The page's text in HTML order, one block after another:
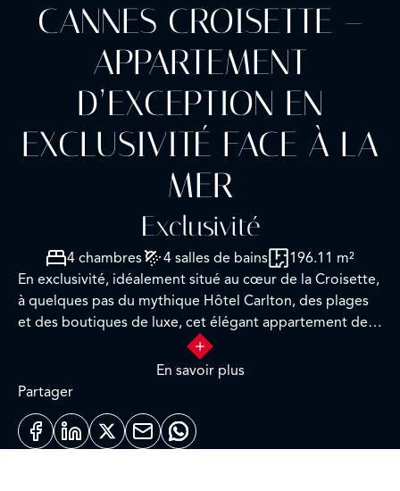
CANNES CROISETTE –
APPARTEMENT
D’EXCEPTION EN
EXCLUSIVITÉ FACE À LA
MER
Exclusivité
4 chambres 4 salles de bains
196.11 m²
En exclusivité, idéalement situé au cœur de la Croisette,
à quelques pas du mythique Hôtel Carlton, des plages
et des boutiques de luxe, cet élégant appartement de
196 m² séduit par sa terrasse de 42 m² offrant une vue
spectaculaire sur la mer.
gamme, il se distingue par ses volumes généreux, sa
grande hauteur sous plafond et une luminosité
En savoir plus
Partager